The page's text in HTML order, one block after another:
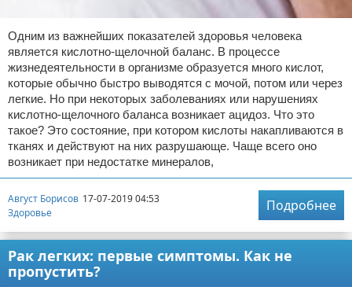
Одним из важнейших показателей здоровья человека
является кислотно-щелочной баланс. В процессе
жизнедеятельности в организме образуется много кислот,
которые обычно быстро выводятся с мочой, потом или через
легкие. Но при некоторых заболеваниях или нарушениях
кислотно-щелочного баланса возникает ацидоз. Что это
такое? Это состояние, при котором кислоты накапливаются в
тканях и действуют на них разрушающе. Чаще всего оно
возникает при недостатке минералов,
Август Борисов 17-07-2019 04:53
Здоровье
Подробнее
Рак легких: первые симптомы. Как не
пропустить?